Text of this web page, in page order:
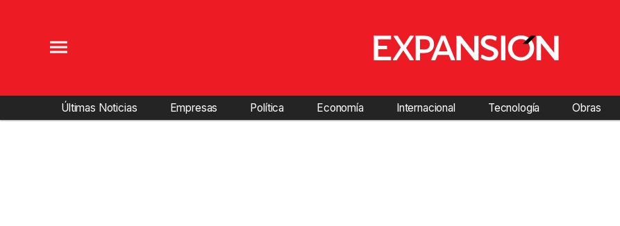
Últimas Noticias Empresas Política Economía Internacional Tecnología Obras